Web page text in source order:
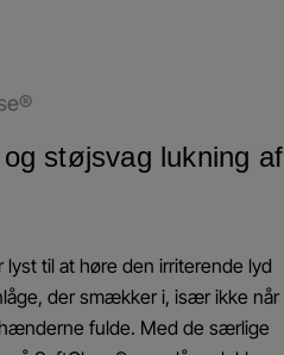
støjsvag lukning af
lyst til at høre den irriterende lyd
der smækker i, især ikke når
fulde. Med de særlige